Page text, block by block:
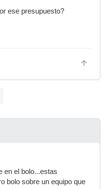
ese presupuesto?
en el bolo...estas
bolo sobre un equipo que